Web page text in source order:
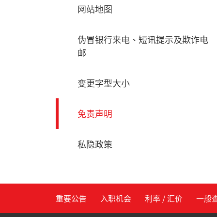
网站地图
伪冒银行来电、短讯提示及欺诈电
邮
变更字型大小
免责声明
私隐政策
重要公告 入职机会 利率 / 汇价 一般